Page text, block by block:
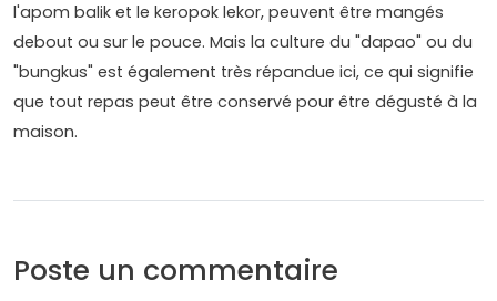
l'apom balik et le keropok lekor, peuvent être mangés
debout ou sur le pouce. Mais la culture du "dapao" ou du
"bungkus" est également très répandue ici, ce qui signifie
que tout repas peut être conservé pour être dégusté à la
maison.
Poste un commentaire